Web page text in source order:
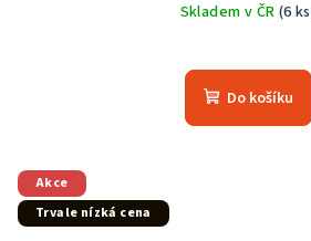
Skladem v ČR (6
Do košíku
Akce
Trvale nízká cena